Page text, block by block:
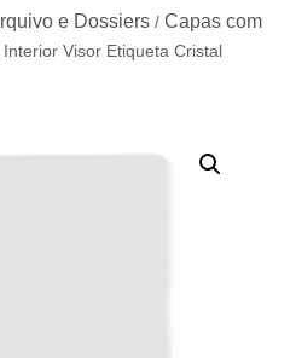
e Dossiers/ Capas com
Visor Etiqueta Cristal